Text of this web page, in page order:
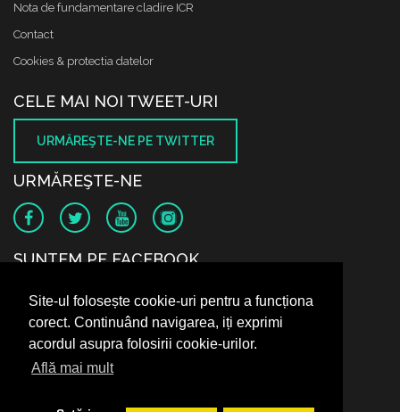
Site-ul folosește cookie-uri pentru a funcționa
corect. Continuând navigarea, iți exprimi
acordul asupra folosirii cookie-urilor.
Află mai mult
Nota de fundamentare cladire ICR
Contact
Cookies & protectia datelor
CELE MAI NOI TWEET-URI
URMĂREŞTE-NE PE TWITTER
URMĂREŞTE-NE
SUNTEM PE FACEBOOK